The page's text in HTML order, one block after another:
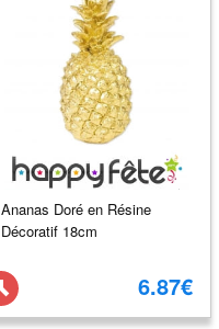
Ananas Doré en Résine
Décoratif 18cm
6.87€